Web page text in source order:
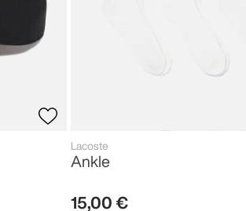
Lacoste
Ankle
15,00 €